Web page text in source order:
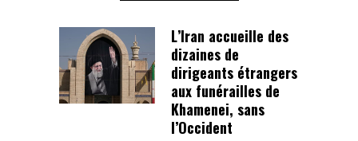
L’Iran accueille des
dizaines de
dirigeants étrangers
aux funérailles de
Khamenei, sans
l’Occident